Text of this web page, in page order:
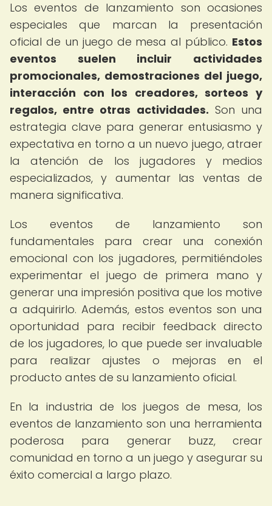
Los eventos de lanzamiento son ocasiones
especiales que marcan la presentación
oficial de un juego de mesa al público. Estos
eventos suelen incluir actividades
promocionales, demostraciones del juego,
interacción con los creadores, sorteos y
regalos, entre otras actividades. Son una
estrategia clave para generar entusiasmo y
expectativa en torno a un nuevo juego, atraer
la atención de los jugadores y medios
especializados, y aumentar las ventas de
manera significativa.
Los eventos de lanzamiento son
fundamentales para crear una conexión
emocional con los jugadores, permitiéndoles
experimentar el juego de primera mano y
generar una impresión positiva que los motive
a adquirirlo. Además, estos eventos son una
oportunidad para recibir feedback directo
de los jugadores, lo que puede ser invaluable
para realizar ajustes o mejoras en el
producto antes de su lanzamiento oficial.
En la industria de los juegos de mesa, los
eventos de lanzamiento son una herramienta
poderosa para generar buzz, crear
comunidad en torno a un juego y asegurar su
éxito comercial a largo plazo.